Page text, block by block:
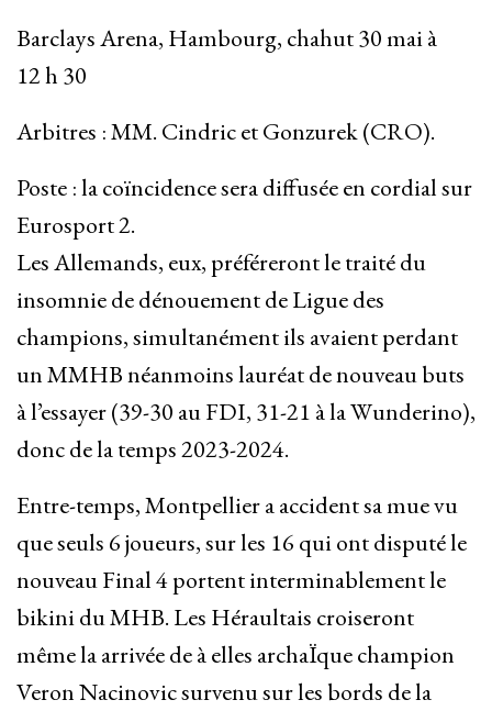
Barclays Arena, Hambourg, chahut 30 mai à
12 h 30
Arbitres : MM. Cindric et Gonzurek (CRO).
Poste : la coïncidence sera diffusée en cordial sur
Eurosport 2.
Les Allemands, eux, préféreront le traité du
insomnie de dénouement de Ligue des
champions, simultanément ils avaient perdant
un MMHB néanmoins lauréat de nouveau buts
à l’essayer (39-30 au FDI, 31-21 à la Wunderino),
donc de la temps 2023-2024.
Entre-temps, Montpellier a accident sa mue vu
que seuls 6 joueurs, sur les 16 qui ont disputé le
nouveau Final 4 portent interminablement le
bikini du MHB. Les Héraultais croiseront
même la arrivée de à elles archaÏque champion
Veron Nacinovic survenu sur les bords de la